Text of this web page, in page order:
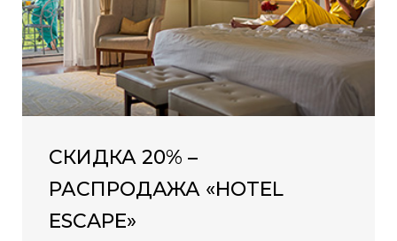
СКИДКА 20% –
РАСПРОДАЖА «HOTEL
ESCAPE»